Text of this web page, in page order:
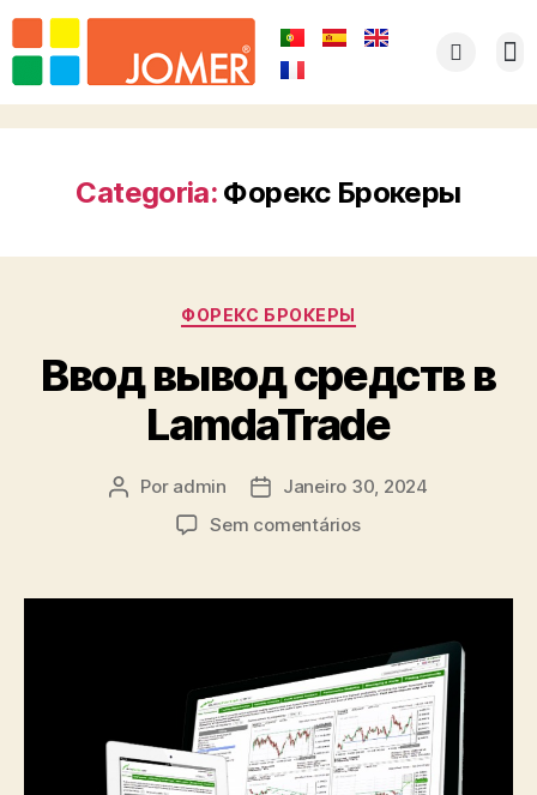
Categoria: Форекс Брокеры
ФОРЕКС БРОКЕРЫ
Ввод вывод средств в
LamdaTrade
Por admin
Janeiro 30, 2024
Sem comentários